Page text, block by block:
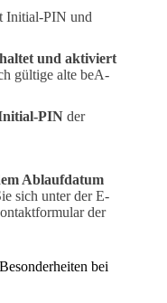
Initial-PIN und
und aktiviert
gültige alte beA-
PIN der
Ablaufdatum
sich unter der E-
der
bei